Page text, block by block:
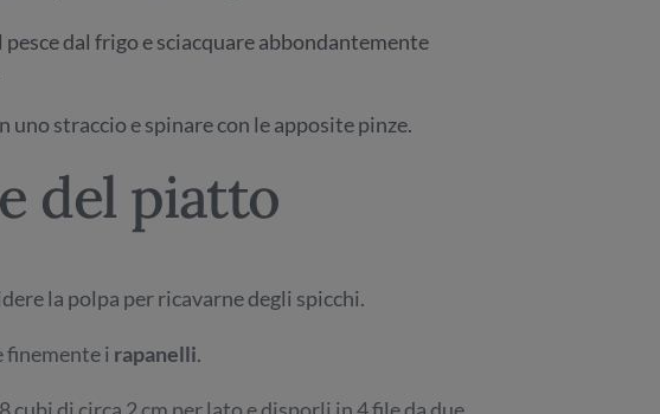
dal frigo e sciacquare abbondantemente
uno straccio e spinare con le apposite pinze.
del piatto
la polpa per ricavarne degli spicchi.
finemente i rapanelli.